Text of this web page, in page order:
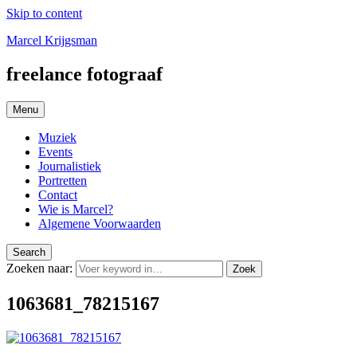
Skip to content
Marcel Krijgsman
freelance fotograaf
Menu
Muziek
Events
Journalistiek
Portretten
Contact
Wie is Marcel?
Algemene Voorwaarden
Search
Zoeken naar: Zoek
1063681_78215167